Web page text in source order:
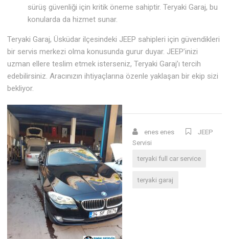
sürüş güvenliği için kritik öneme sahiptir. Teryaki Garaj, bu
konularda da hizmet sunar.
Teryaki Garaj, Üsküdar ilçesindeki JEEP sahipleri için güvendikleri
bir servis merkezi olma konusunda gurur duyar. JEEP’inizi
uzman ellere teslim etmek isterseniz, Teryaki Garaj’ı tercih
edebilirsiniz. Aracınızın ihtiyaçlarına özenle yaklaşan bir ekip sizi
bekliyor.
enes enes
JEEP
Servisi
teryaki full car service
teryaki garaj